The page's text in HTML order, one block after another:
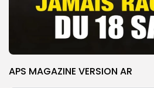
APS MAGAZINE VERSION AR